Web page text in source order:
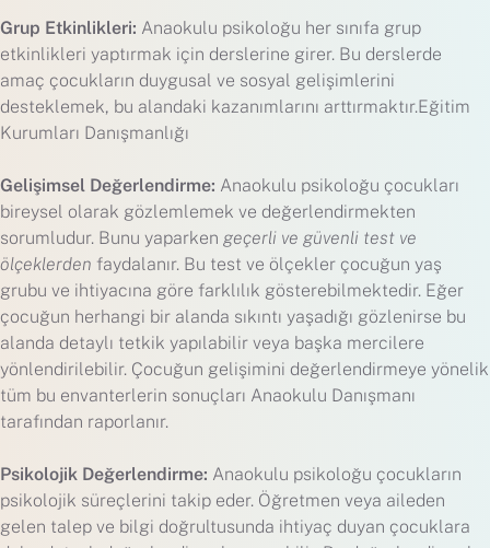
Grup Etkinlikleri: Anaokulu psikoloğu her sınıfa grup
etkinlikleri yaptırmak için derslerine girer. Bu derslerde
amaç çocukların duygusal ve sosyal gelişimlerini
desteklemek, bu alandaki kazanımlarını arttırmaktır.Eğitim
Kurumları Danışmanlığı
Gelişimsel Değerlendirme: Anaokulu psikoloğu çocukları
bireysel olarak gözlemlemek ve değerlendirmekten
sorumludur. Bunu yaparken geçerli ve güvenli test ve
ölçeklerden faydalanır. Bu test ve ölçekler çocuğun yaş
grubu ve ihtiyacına göre farklılık gösterebilmektedir. Eğer
çocuğun herhangi bir alanda sıkıntı yaşadığı gözlenirse bu
alanda detaylı tetkik yapılabilir veya başka mercilere
yönlendirilebilir. Çocuğun gelişimini değerlendirmeye yönelik
tüm bu envanterlerin sonuçları Anaokulu Danışmanı
tarafından raporlanır.
Psikolojik Değerlendirme: Anaokulu psikoloğu çocukların
psikolojik süreçlerini takip eder. Öğretmen veya aileden
gelen talep ve bilgi doğrultusunda ihtiyaç duyan çocuklara